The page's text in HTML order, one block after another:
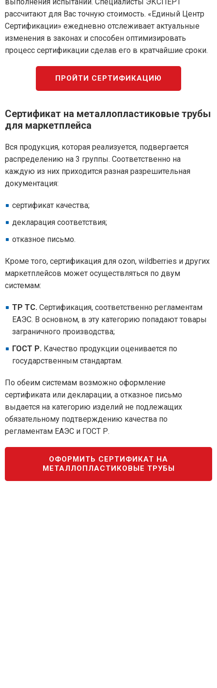
рассчитают для Вас точную стоимость. «Единый Центр
Сертификации» ежедневно отслеживает актуальные
изменения в законах и способен оптимизировать
процесс сертификации сделав его в кратчайшие сроки.
ПРОЙТИ СЕРТИФИКАЦИЮ
Сертификат на металлопластиковые трубы
для маркетплейса
Вся продукция, которая реализуется, подвергается
распределению на 3 группы. Соответственно на
каждую из них приходится разная разрешительная
документация:
сертификат качества;
декларация соответствия;
отказное письмо.
Кроме того, сертификация для ozon, wildberries и других
маркетплейсов может осуществляться по двум
системам:
ТР ТС. Сертификация, соответственно регламентам
ЕАЭС. В основном, в эту категорию попадают товары
заграничного производства;
ГОСТ Р. Качество продукции оценивается по
государственным стандартам.
По обеим системам возможно оформление
сертификата или декларации, а отказное письмо
выдается на категорию изделий не подлежащих
обязательному подтверждению качества по
регламентам ЕАЭС и ГОСТ Р.
ОФОРМИТЬ СЕРТИФИКАТ НА
МЕТАЛЛОПЛАСТИКОВЫЕ ТРУБЫ